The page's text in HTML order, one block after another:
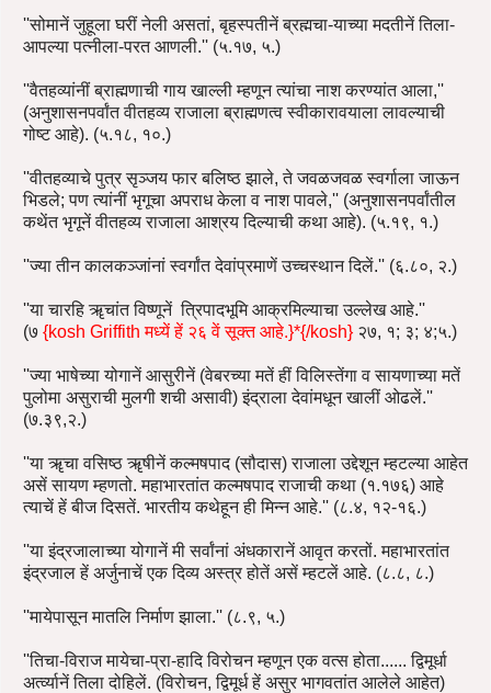
''सोमानें जुहूला घरीं नेली असतां, बृहस्पतीनें ब्रह्मचा-याच्या मदतीनें तिला-
आपल्या पत्नीला-परत आणली.'' (५.१७, ५.)
''वैतहव्यांनीं ब्राह्मणाची गाय खाल्ली म्हणून त्यांचा नाश करण्यांत आला,''
(अनुशासनपर्वांत वीतहव्य राजाला ब्राह्मणत्व स्वीकारावयाला लावल्याची
गोष्ट आहे). (५.१८, १०.)
''वीतहव्याचे पुत्र सृञ्जय फार बलिष्ठ झाले, ते जवळजवळ स्वर्गाला जाऊन
भिडले; पण त्यांनीं भृगूचा अपराध केला व नाश पावले,'' (अनुशासनपर्वांतील
कथेंत भृगूनें वीतहव्य राजाला आश्रय दिल्याची कथा आहे). (५.१९, १.)
''ज्या तीन कालकञ्जांनां स्वर्गांत देवांप्रमाणें उच्चस्थान दिलें.'' (६.८०, २.)
''या चारहि ॠचांत विष्णूनें त्रिपादभूमि आक्रमिल्याचा उल्लेख आहे.''
(७ {kosh Griffith मध्यें हें २६ वें सूक्त आहे.}*{/kosh} २७, १; ३; ४;५.)
''ज्या भाषेच्या योगानें आसुरीनें (वेबरच्या मतें हीं विलिस्तेंगा व सायणाच्या मतें
पुलोमा असुराची मुलगी शची असावी) इंद्राला देवांमधून खालीं ओढलें.''
(७.३९,२.)
''या ॠचा वसिष्ठ ॠषीनें कल्मषपाद (सौदास) राजाला उद्देशून म्हटल्या आहेत
असें सायण म्हणतो. महाभारतांत कल्मषपाद राजाची कथा (१.१७६) आहे
त्याचें हें बीज दिसतें. भारतीय कथेहून ही मिन्न आहे.'' (८.४, १२-१६.)
''या इंद्रजालाच्या योगानें मी सर्वांनां अंधकारानें आवृत करतों. महाभारतांत
इंद्रजाल हें अर्जुनाचें एक दिव्य अस्त्र होतें असें म्हटलें आहे. (८.८, ८.)
''मायेपासून मातलि निर्माण झाला.'' (८.९, ५.)
''तिचा-विराज मायेचा-प्रा-हादि विरोचन म्हणून एक वत्स होता...... द्विमूर्धा
अर्त्व्यानें तिला दोहिलें. (विरोचन, द्विमूर्ध हें असुर भागवतांत आलेले आहेत)